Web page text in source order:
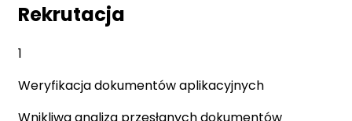
Rekrutacja
1
Weryfikacja dokumentów aplikacyjnych
Wnikliwa analiza przesłanych dokumentów